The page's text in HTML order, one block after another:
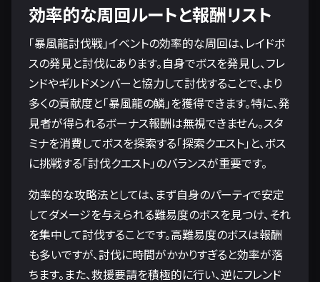
効率的な周回ルートと報酬リスト
「暴風龍討伐戦」イベントの効率的な周回は、レイドボ
スの発見と討伐にあります。自身でボスを発見し、フレ
ンドやギルドメンバーと協力して討伐することで、より
多くの貢献度と「暴風龍の鱗」を獲得できます。特に、発
見者が得られるボーナス報酬は無視できません。スタ
ミナを消費してボスを探索する「探索クエスト」と、ボス
に挑戦する「討伐クエスト」のバランスが重要です。
効率的な攻略法としては、まず自身のパーティで安定
してダメージを与えられる難易度のボスを見つけ、それ
を集中して討伐することです。高難易度のボスは報酬
も多いですが、討伐に時間がかかりすぎると効率が落
ちます。また、救援要請を積極的に行い、逆にフレンド